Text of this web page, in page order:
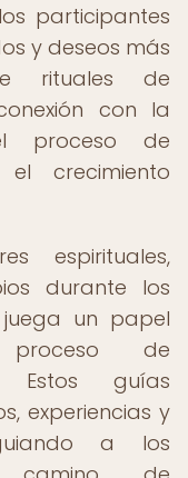
participantes
y deseos más
rituales de
con la
proceso de
crecimiento
espirituales,
durante los
un papel
de
Estos guías
experiencias y
a los